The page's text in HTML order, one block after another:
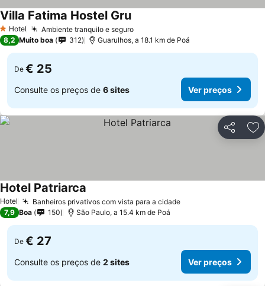
1 Estrelas
Hotel Ambiente tranquilo e seguro
Villa Fatima Hostel Gru
8,2 Muito boa 312 Guarulhos, a 18.1 km de Poá
De € 25
Consulte os preços de 6 sites Ver preços
Partilhar
Hotel Banheiros privativos com vista para a cidade
Hotel Patriarca
7,9 Boa 150 São Paulo, a 15.4 km de Poá
De € 27
Consulte os preços de 2 sites Ver preços